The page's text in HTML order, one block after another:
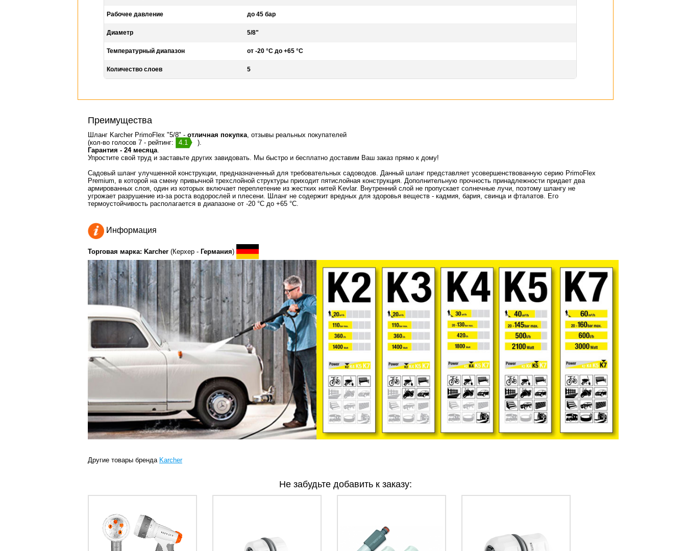
Рабочее давление до 45 бар
Диаметр 5/8"
Температурный диапазон от -20 °С до +65 °С
Количество слоев 5
Преимущества
Шланг Karcher PrimoFlex "5/8" - отличная покупка, отзывы реальных покупателей
(кол-во голосов 7 - рейтинг:
4.1
).
Гарантия - 24 месяца.
Упростите свой труд и заставьте других завидовать. Мы быстро и бесплатно доставим Ваш заказ прямо к дому!
Садовый шланг улучшенной конструкции, предназначенный для требовательных садоводов. Данный шланг представляет усовершенствованную серию PrimoFlex
Premium, в которой на смену привычной трехслойной структуры приходит пятислойная конструкция. Дополнительную прочность принадлежности придает два
армированных слоя, один из которых включает переплетение из жестких нитей Kevlar. Внутренний слой не пропускает солнечные лучи, поэтому шлангу не
угрожает разрушение из-за роста водорослей и плесени. Шланг не содержит вредных для здоровья веществ - кадмия, бария, свинца и фталатов. Его
термоустойчивость располагается в диапазоне от -20 °С до +65 °С.
Информация
Торговая марка: Karcher (Керхер - Германия)
Другие товары бренда Karcher
Не забудьте добавить к заказу: